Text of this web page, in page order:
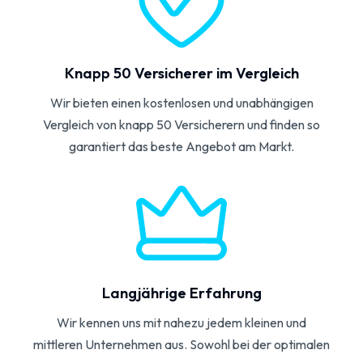
Knapp 50 Versicherer im Vergleich
Wir bieten einen kostenlosen und unabhängigen
Vergleich von knapp 50 Versicherern und finden so
garantiert das beste Angebot am Markt.
Langjährige Erfahrung
Wir kennen uns mit nahezu jedem kleinen und
mittleren Unternehmen aus. Sowohl bei der optimalen